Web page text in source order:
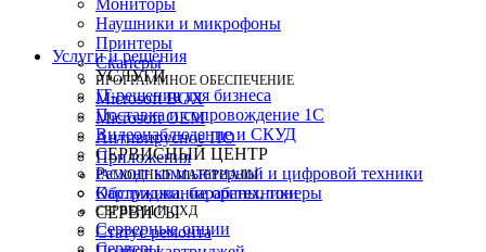
Мониторы
Наушники и микрофоны
Принтеры
Сканеры
ПРОГРАММНОЕ ОБЕСПЕЧЕНИЕ
Microsoft BOX
Microsoft OEM
Антивирусное ПО
Приложения
РАСХОДНЫЕ МАТЕРИАЛЫ
Картриджи, барабаны, тонеры
СЕРВЕРЫ И СХД
Серверные опции
Серверы
Услуги и решения
УСЛУГИ
IT-решения для бизнеса
Поставка и сопровождение 1C
Видеонаблюдение и СКУД
СЕРВИСНЫЙ ЦЕНТР
Ремонт компьютерной и цифровой техники
Обслуживание оргтехники
СЕРВИСЫ
Статус ремонта